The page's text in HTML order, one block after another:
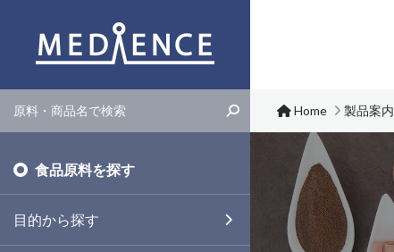
食品原料を探す
目的から探す
Home 製品案内